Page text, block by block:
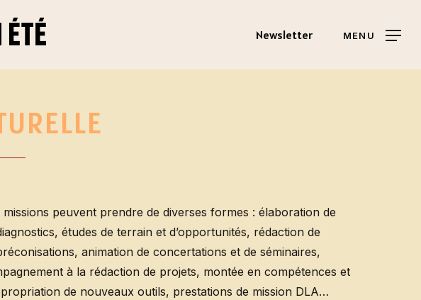
Newsletter MENU
missions peuvent prendre de diverses formes : élaboration de
études de terrain et d’opportunités, rédaction de
animation de concertations et de séminaires,
à la rédaction de projets, montée en compétences et
de nouveaux outils, prestations de mission DLA…